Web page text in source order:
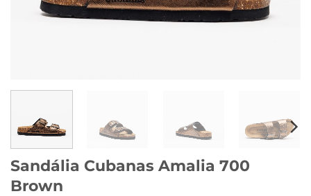
Sandália Cubanas Amalia 700
Brown